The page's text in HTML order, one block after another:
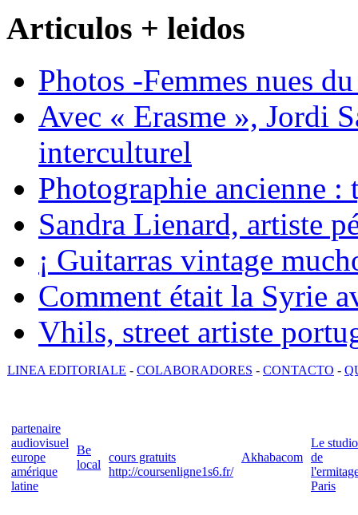
Articulos + leidos
Photos -Femmes nues
Avec « Erasme », Jordi
interculturel
Photographie ancienne :
Sandra Lienard, artiste
¡ Guitarras vintage
Comment était la Syrie
Vhils, street artiste
LINEA EDITORIALE - COLABORADORES - CONTACTO -
partenaire
audiovisuel
europe
amérique
latine
Be
local
cours gratuits
http://coursenligne1s6.fr/
Akhabacom
Le studio
de
Paris